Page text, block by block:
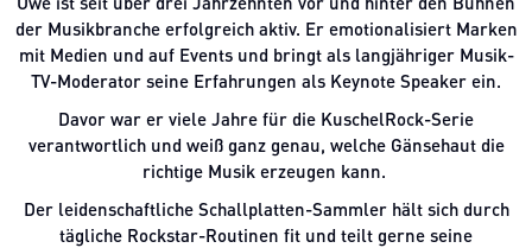
der Musikbranche erfolgreich aktiv. Er emotionalisiert Marken
mit Medien und auf Events und bringt als langjähriger Musik-
TV-Moderator seine Erfahrungen als Keynote Speaker ein.
Davor war er viele Jahre für die KuschelRock-Serie
verantwortlich und weiß ganz genau, welche Gänsehaut die
richtige Musik erzeugen kann.
Der leidenschaftliche Schallplatten-Sammler hält sich durch
tägliche Rockstar-Routinen fit und teilt gerne seine